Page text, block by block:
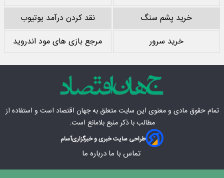
خرید پشم سنگ
نقد کردن درآمد یوتیوب
خرید سرور
مرجع بازی های مود اندروید
تمام حقوق مادی‌ و معنوی این سایت متعلق بهجهان اقتصاد است و استفاده از
مطالب با ذکر منبع بلامانع است.
طراحی سایت خبری و خبرگزاریآسام
تماس با ما درباره ما